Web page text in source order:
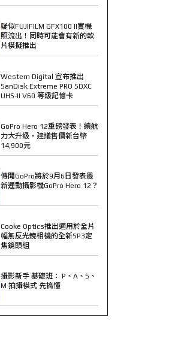
疑似FUJIFILM GFX100 II實機
照流出！同時可能會有新的軟
片模擬推出
Western Digital 宣布推出
SanDisk Extreme PRO SDXC
UHS-II V60 等級記憶卡
GoPro Hero 12重磅發表！續航
力大升級，建議售價新台幣
14,900元
傳聞GoPro將於9月6日發表最
新運動攝影機GoPro Hero 12？
Cooke Optics推出適用於全片
幅無反光鏡相機的全新SP3定
焦鏡頭組
攝影新手 基礎班： P、A、S、
M 拍攝模式 先搞懂